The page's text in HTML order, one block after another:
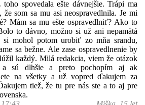
toho spovedala ešte dávnejšie. Trápi ma
že som sa mu asi neospravedlnila. Je mi
Mám sa mu ešte ospravedlniť? Ako to
to dávno, možno si už ani nepamätá
si mohol potom urobiť zo mňa srandu,
sa bežne. Ale zase ospravedlnenie by
každý. Milá redakcia, viem že otázok
sú dlhšie a preto pochopím aj ak
na všetky a už vopred ďakujem za
tiež, že tu pre nás ste a to aj pre